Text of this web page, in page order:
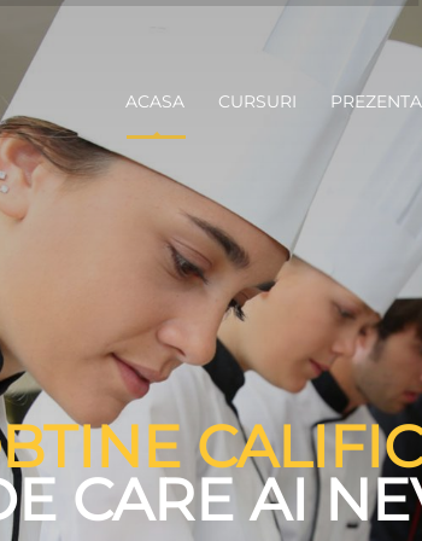
ACASA CURSURI
CARE AI